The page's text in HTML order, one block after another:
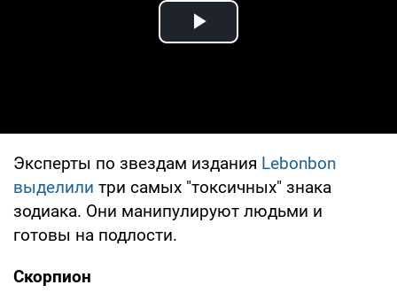
Play Video
Эксперты по звездам издания Lebonbon
выделили три самых "токсичных" знака
зодиака. Они манипулируют людьми и
готовы на подлости.
Скорпион